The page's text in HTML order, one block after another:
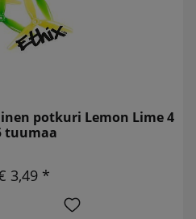
potkuri Lemon Lime 4
tuumaa
3,49 *